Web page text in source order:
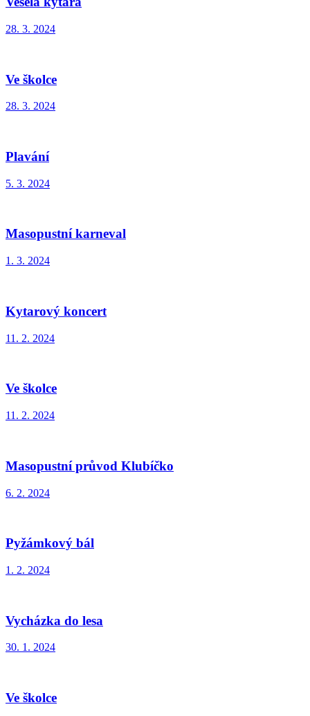
28. 3. 2024
Ve školce
28. 3. 2024
Plavání
5. 3. 2024
Masopustní karneval
1. 3. 2024
Kytarový koncert
11. 2. 2024
Ve školce
11. 2. 2024
Masopustní průvod Klubíčko
6. 2. 2024
Pyžámkový bál
1. 2. 2024
Vycházka do lesa
30. 1. 2024
Ve školce